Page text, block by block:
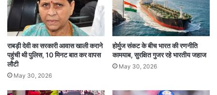
लेकिन मंगलवार को यह 3 पैसे घटकर 2,508 डॉलर हो
गई. फिलहाल एक औंस चांदी की कीमत 29.92 डॉलर है.
राबड़ी देवी का सरकारी आवास खाली कराने
पहुंची थी पुलिस, 10 मिनट बात कर वापस
लौटी
May 30, 2026
होर्मुज संकट के बीच भारत की रणनीति
कामयाब, सुरक्षित गुजर रहे भारतीय जहाज
May 30, 2026